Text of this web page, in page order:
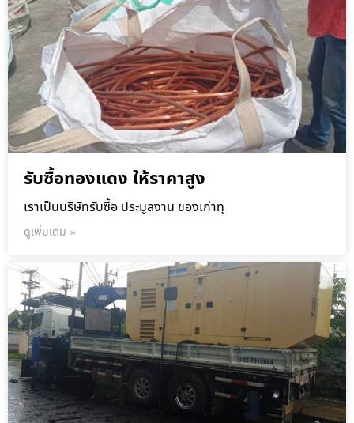
รับซื้อทองแดง ให้ราคาสูง
เราเป็นบริษัทรับซื้อ ประมูลงาน ของเก่าทุ
ดูเพิ่มเติม »